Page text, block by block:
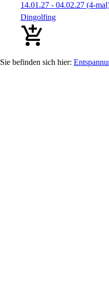
14.01.27 - 04.02.27 (4-
Dingolfing